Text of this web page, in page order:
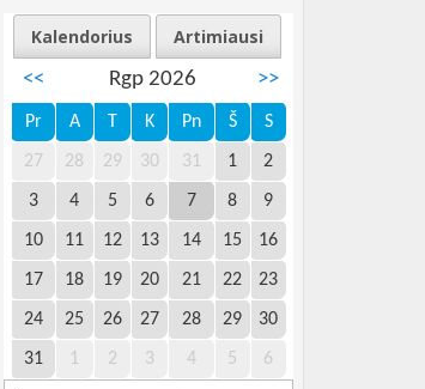
Kalendorius
Artimiausi
<<
Rgp 2026 >>
Pr A T K Pn Š S
27 28 29 30 31 1 2
3 4 5 6 7 8 9
10 11 12 13 14 15 16
17 18 19 20 21 22 23
24 25 26 27 28 29 30
31 1 2 3 4 5 6